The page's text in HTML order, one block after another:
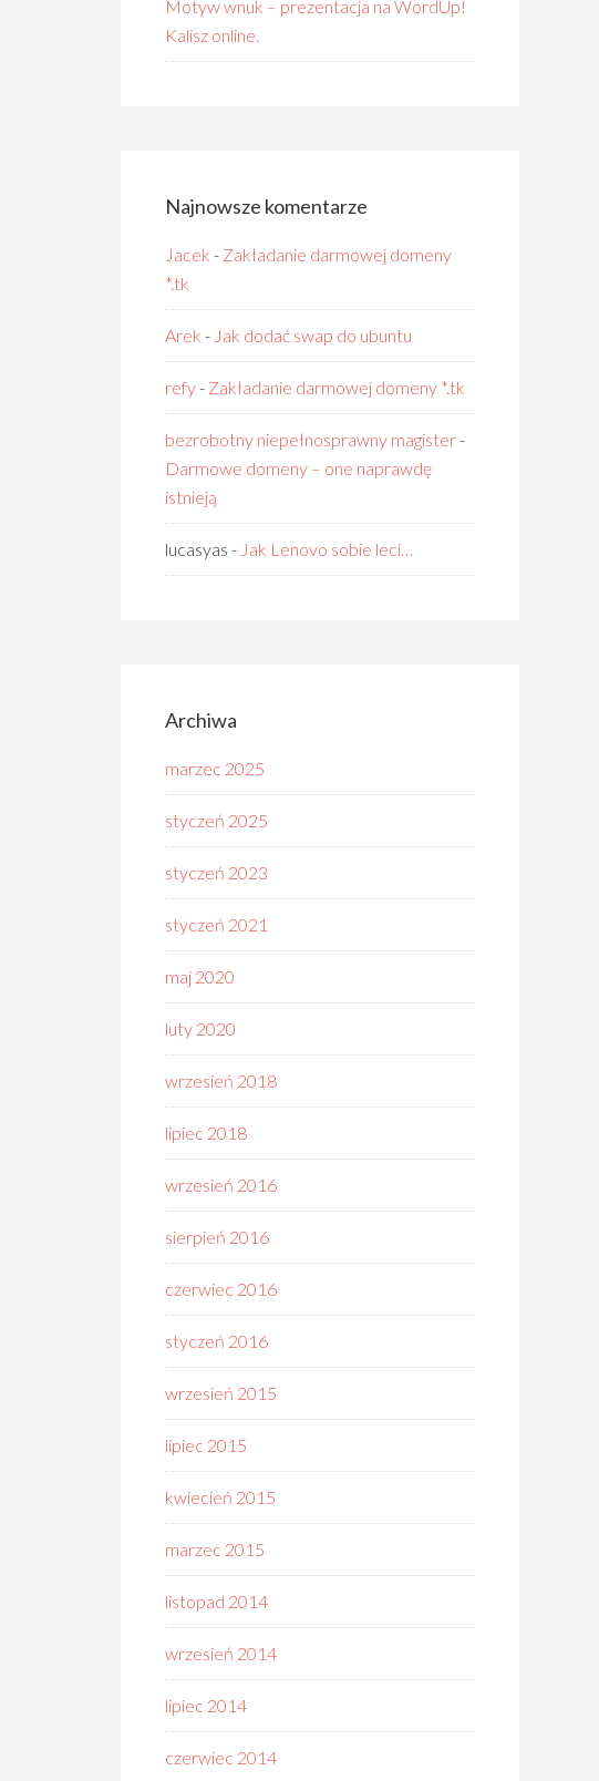
Motyw wnuk – prezentacja na WordUp!
Kalisz online.
Najnowsze komentarze
Jacek - Zakładanie darmowej domeny
*.tk
Arek - Jak dodać swap do ubuntu
refy- Zakładanie darmowej domeny *.tk
bezrobotny niepełnosprawny magister-
Darmowe domeny – one naprawdę
istnieją
lucasyas - Jak Lenovo sobie leci…
Archiwa
marzec 2025
styczeń 2025
styczeń 2023
styczeń 2021
maj 2020
luty 2020
wrzesień 2018
lipiec 2018
wrzesień 2016
sierpień 2016
czerwiec 2016
styczeń 2016
wrzesień 2015
lipiec 2015
kwiecień 2015
marzec 2015
listopad 2014
wrzesień 2014
lipiec 2014
czerwiec 2014